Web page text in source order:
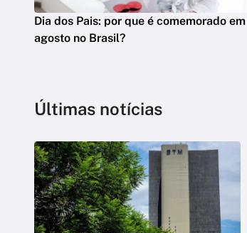
Dia dos Pais: por que é comemorado em
agosto no Brasil?
Últimas notícias